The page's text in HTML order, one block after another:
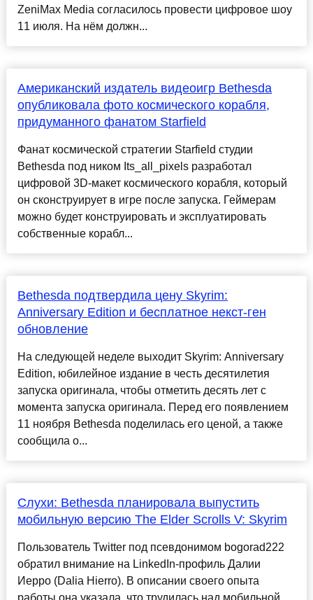
ZeniMax Media согласилось провести цифровое шоу
11 июля. На нём должн...
Американский издатель видеоигр Bethesda
опубликовала фото космического корабля,
придуманного фанатом Starfield
Фанат космической стратегии Starfield студии
Bethesda под ником Its_all_pixels разработал
цифровой 3D-макет космического корабля, который
он сконструирует в игре после запуска. Геймерам
можно будет конструировать и эксплуатировать
собственные корабл...
Bethesda подтвердила цену Skyrim:
Anniversary Edition и бесплатное некст-ген
обновление
На следующей неделе выходит Skyrim: Anniversary
Edition, юбилейное издание в честь десятилетия
запуска оригинала, чтобы отметить десять лет с
момента запуска оригинала. Перед его появлением
11 ноября Bethesda поделилась его ценой, а также
сообщила о...
Слухи: Bethesda планировала выпустить
мобильную версию The Elder Scrolls V: Skyrim
Пользователь Twitter под псевдонимом bogorad222
обратил внимание на LinkedIn-профиль Далии
Иерро (Dalia Hierro). В описании своего опыта
работы она указала, что трудилась над мобильной